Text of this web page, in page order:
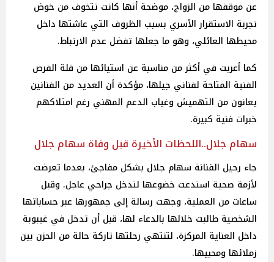
عن موقفها من الزواج، موضحة أنها كانت تتخوف من خوض
تجربة الاستقرار الأسري بسبب الظروف التي عاشتها داخل
محيطها العائلي، وهو ما جعلها تفضل عدم الارتباط.
كما أعربت في أكثر من مناسبة عن استيائها من قلة الفرص
الفنية المتاحة لفناني جيلها، مؤكدة أن العديد من الفنانين
يعانون من التهميش وغياب الدعم المهني رغم امتلاكهم
خبرات فنية كبيرة.
سهام جلال..اللحظات الأخيرة قبل وفاة سهام جلال
جاء رحيل الفنانة سهام جلال بشكل مفاجئ، بعدما تعرضت
لأزمة صحية استدعت خضوعها لتدخل جراحي عاجل. وقبل
ساعات من العملية، وجهت رسالة إلى جمهورها عبر حساباتها
الشخصية طالبت خلالها بالدعاء لها، قبل أن تدخل في غيبوبة
داخل العناية المركزة، لتنتهي رحلتها تاركة حالة من الحزن بين
زملائها ومحبيها.